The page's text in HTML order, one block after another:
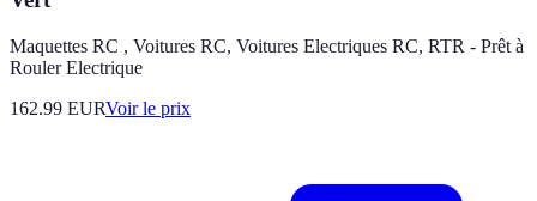
Maquettes RC , Voitures RC, Voitures Electriques RC, RTR - Prêt à
Rouler Electrique
162.99 EURVoir le prix